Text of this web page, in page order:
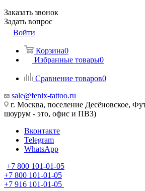
Заказать звонок
Задать вопрос
Войти
Корзина0
Избранные товары0
Сравнение товаров0
sale@fenix-tattoo.ru
г. Москва, поселение Десёновское,
шоурум - это, офис и ПВЗ)
Вконтакте
Telegram
WhatsApp
+7 800 101-01-05
+7 800 101-01-05
+7 916 101-01-05